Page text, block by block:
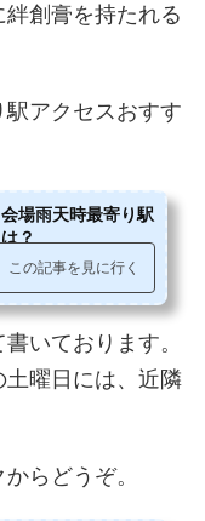
創膏を持たれる
アクセスおすす
場雨天時最寄り駅
？
の色が赤橙色のみの和火
あるものをモチーフにし
この記事を見に行く
いております。
曜日には、近隣
らどうぞ。